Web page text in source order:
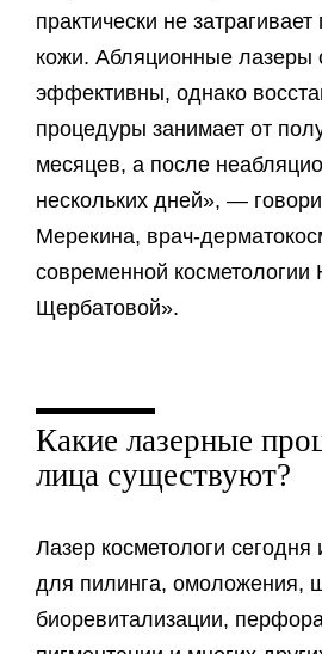
практически не
кожи. Абляционные лазеры
эффективны, однако
процедуры занимает от
месяцев, а после
нескольких дней», —
Мерекина, врач-
современной
Щербатовой».
Какие лазерные
лица существуют?
Лазер косметологи сегодня
для пилинга, омоложения,
биоревитализации,